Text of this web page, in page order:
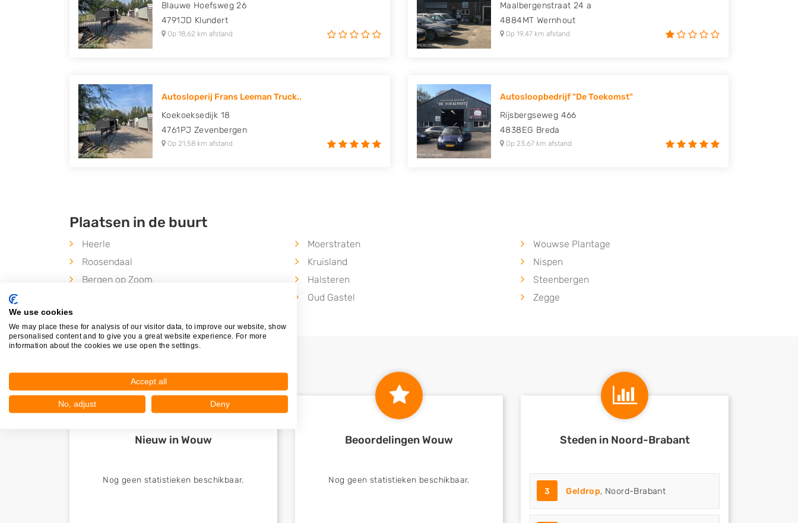
Blauwe Hoefsweg 26
4791JD Klundert
Op 18,62 km afstand
Maalbergenstraat 24 a
4884MT Wernhout
Op 19,47 km afstand
Autosloperij Frans Leeman Truck..
Koekoeksedijk 18
4761PJ Zevenbergen
Op 21,58 km afstand
Autosloopbedrijf "De Toekomst"
Rijsbergseweg 466
4838EG Breda
Op 23,67 km afstand
Plaatsen in de buurt
Heerle Moerstraten
Wouwse Plantage
Roosendaal
Kruisland
Nispen
Bergen op Zoom
Halsteren
Steenbergen
Oud Gastel Zegge
Nieuw in Wouw
Nog geen statistieken beschikbaar.
Beoordelingen Wouw
Nog geen statistieken beschikbaar.
Steden in Noord-Brabant
3 Geldrop, Noord-Brabant
We use cookies
We may place these for analysis of our visitor data, to improve our website, show
personalised content and to give you a great website experience. For more
information about the cookies we use open the settings.
Accept all
No, adjust Deny